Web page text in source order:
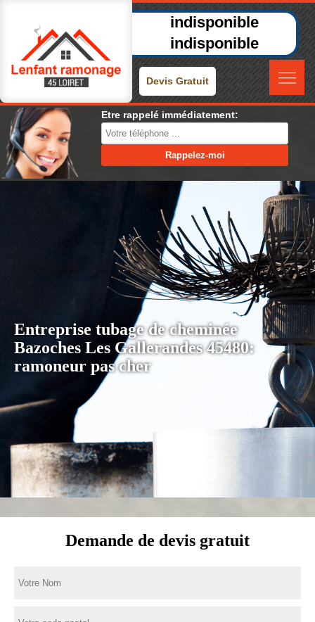
indisponible
indisponible
Devis Gratuit
Etre rappelé immédiatement:
Entreprise tubage de cheminée
Bazoches Les Gallerandes 45480:
ramoneur pas cher
Demande de devis gratuit